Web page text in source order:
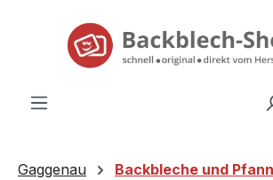
springen
Gaggenau Backbleche und